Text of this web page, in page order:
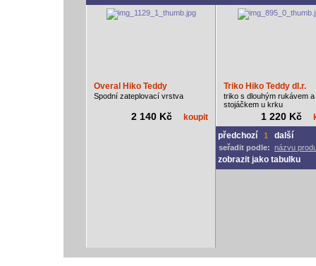
Overal Hiko Teddy
Spodní zateplovací vrstva
2 140 Kč koupit
Triko Hiko Teddy dl.r.
triko s dlouhým rukávem a
stojáčkem u krku
1 220 Kč
předchozí
1 další
seřadit podle: názvu
zobrazit jako tabulku